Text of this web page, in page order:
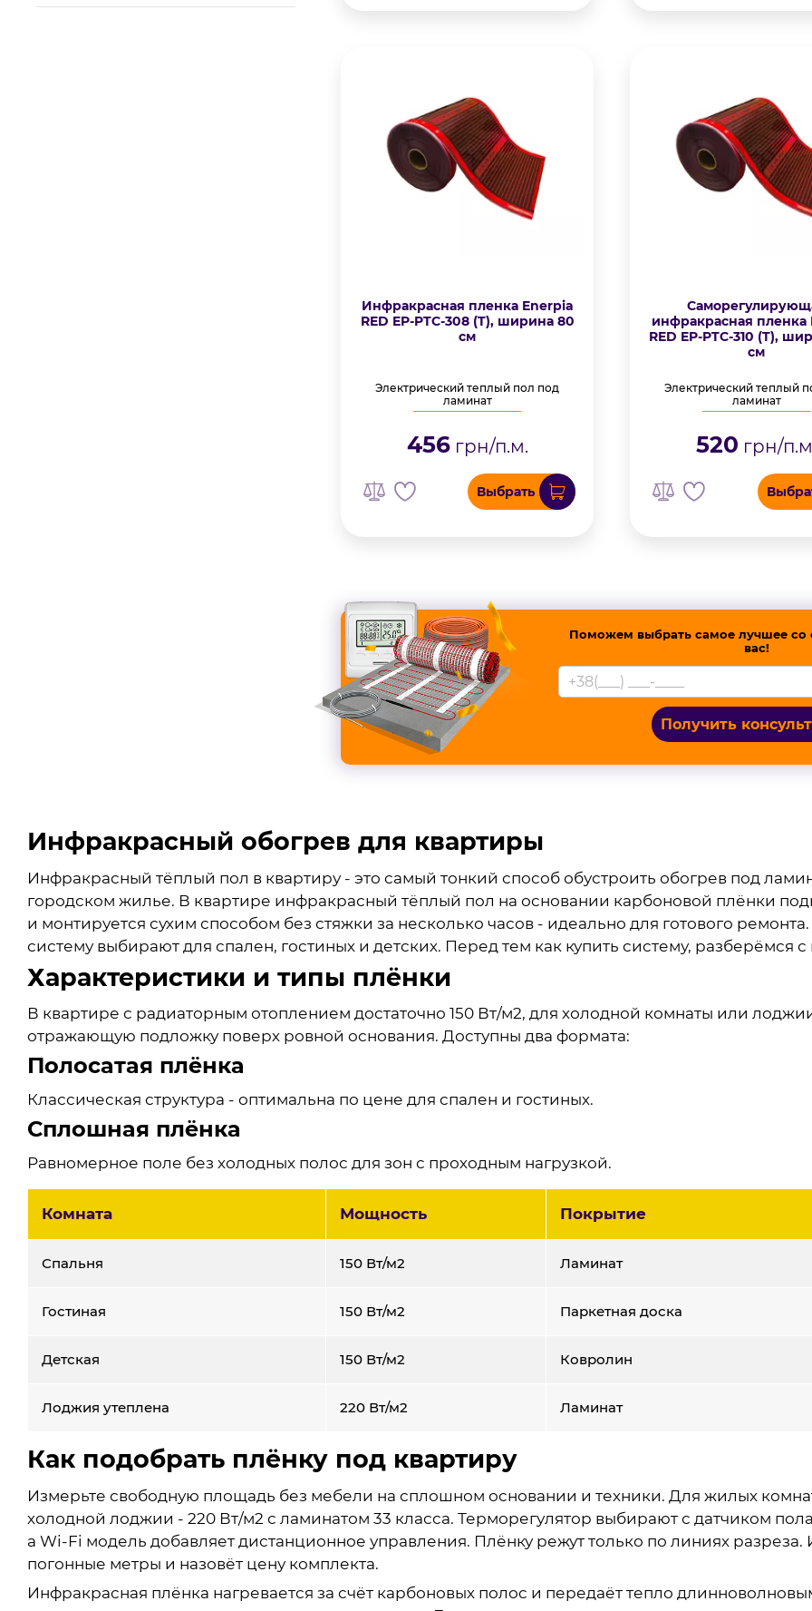
Инфракрасная пленка Enerpia
RED EP-PTC-308 (T), ширина 80
см
Электрический теплый пол под
ламинат
456грн/п.м.
Выбрать
инфракрасная пленка
RED EP-PTC-310 (T),
см
Электрический теплый
ламинат
520 грн/
Поможем выбрать самое лучшее со
вас!
Получить
Инфракрасный обогрев для квартиры
Инфракрасный тёплый пол в квартиру - это самый тонкий способ обустроить обогрев под
городском жилье. В квартире инфракрасный тёплый пол на основании карбоновой плёнки
и монтируется сухим способом без стяжки за несколько часов - идеально для готового
систему выбирают для спален, гостиных и детских. Перед тем как купить систему, разберёмся
Характеристики и типы плёнки
В квартире с радиаторным отоплением достаточно 150 Вт/м2, для холодной комнаты или
отражающую подложку поверх ровной основания. Доступны два формата:
Полосатая плёнка
Классическая структура - оптимальна по цене для спален и гостиных.
Сплошная плёнка
Равномерное поле без холодных полос для зон с проходным нагрузкой.
Комната Мощность Покрытие
Спальня 150 Вт/м2 Ламинат
Гостиная 150 Вт/м2 Паркетная доска
Детская 150 Вт/м2 Ковролин
Лоджия утеплена 220 Вт/м2 Ламинат
Как подобрать плёнку под квартиру
Измерьте свободную площадь без мебели на сплошном основании и техники. Для жилых
холодной лоджии - 220 Вт/м2 с ламинатом 33 класса. Терморегулятор выбирают с датчиком
а Wi-Fi модель добавляет дистанционное управления. Плёнку режут только по линиях
погонные метры и назовёт цену комплекта.
Инфракрасная плёнка нагревается за счёт карбоновых полос и передаёт тепло